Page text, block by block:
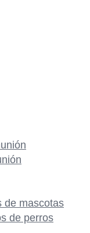
de mascotas
de perros